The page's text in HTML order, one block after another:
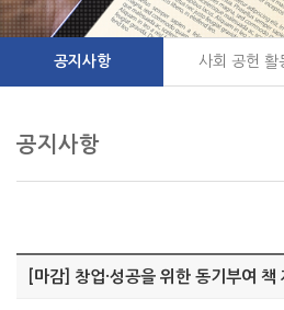
공지사항 사회 공헌 활
공지사항
[마감] 창업·성공을 위한 동기부여 책